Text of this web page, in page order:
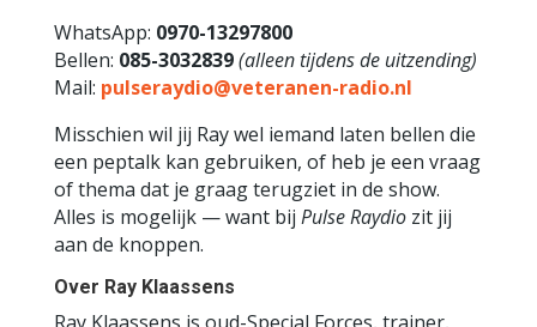
WhatsApp: 0970-13297800
Bellen: 085-3032839(alleen tijdens de uitzending)
Mail: pulseraydio@veteranen-radio.nl
Misschien wil jij Ray wel iemand laten bellen die
een peptalk kan gebruiken, of heb je een vraag
of thema dat je graag terugziet in de show.
Alles is mogelijk — want bij Pulse Raydiozit jij
aan de knoppen.
Over Ray Klaassens